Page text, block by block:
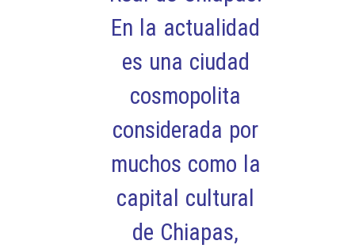
En la actualidad
es una ciudad
cosmopolita
considerada por
muchos como la
capital cultural
de Chiapas,